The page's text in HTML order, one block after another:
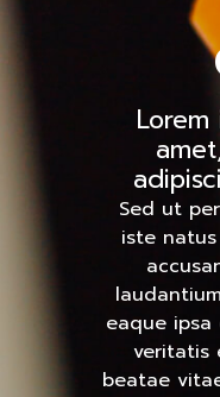
Sed ut
iste
eaque
veritatis
beatae